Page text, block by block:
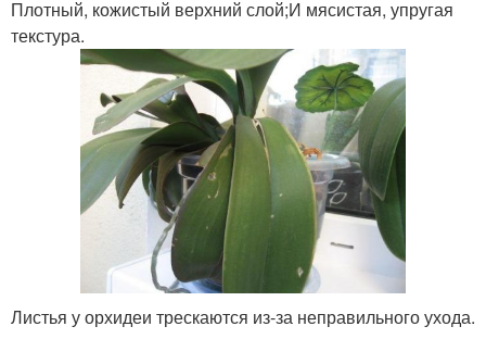
Плотный, кожистый верхний слой;И мясистая, упругая
текстура.
Листья у орхидеи трескаются из-за неправильного ухода.